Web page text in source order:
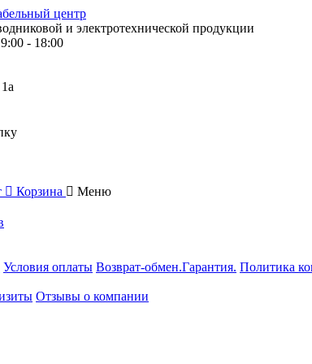
и электротехнической продукции
9:00 - 18:00
Корзина Меню
Условия оплаты Возврат-обмен.Гарантия. Политика
Отзывы о компании